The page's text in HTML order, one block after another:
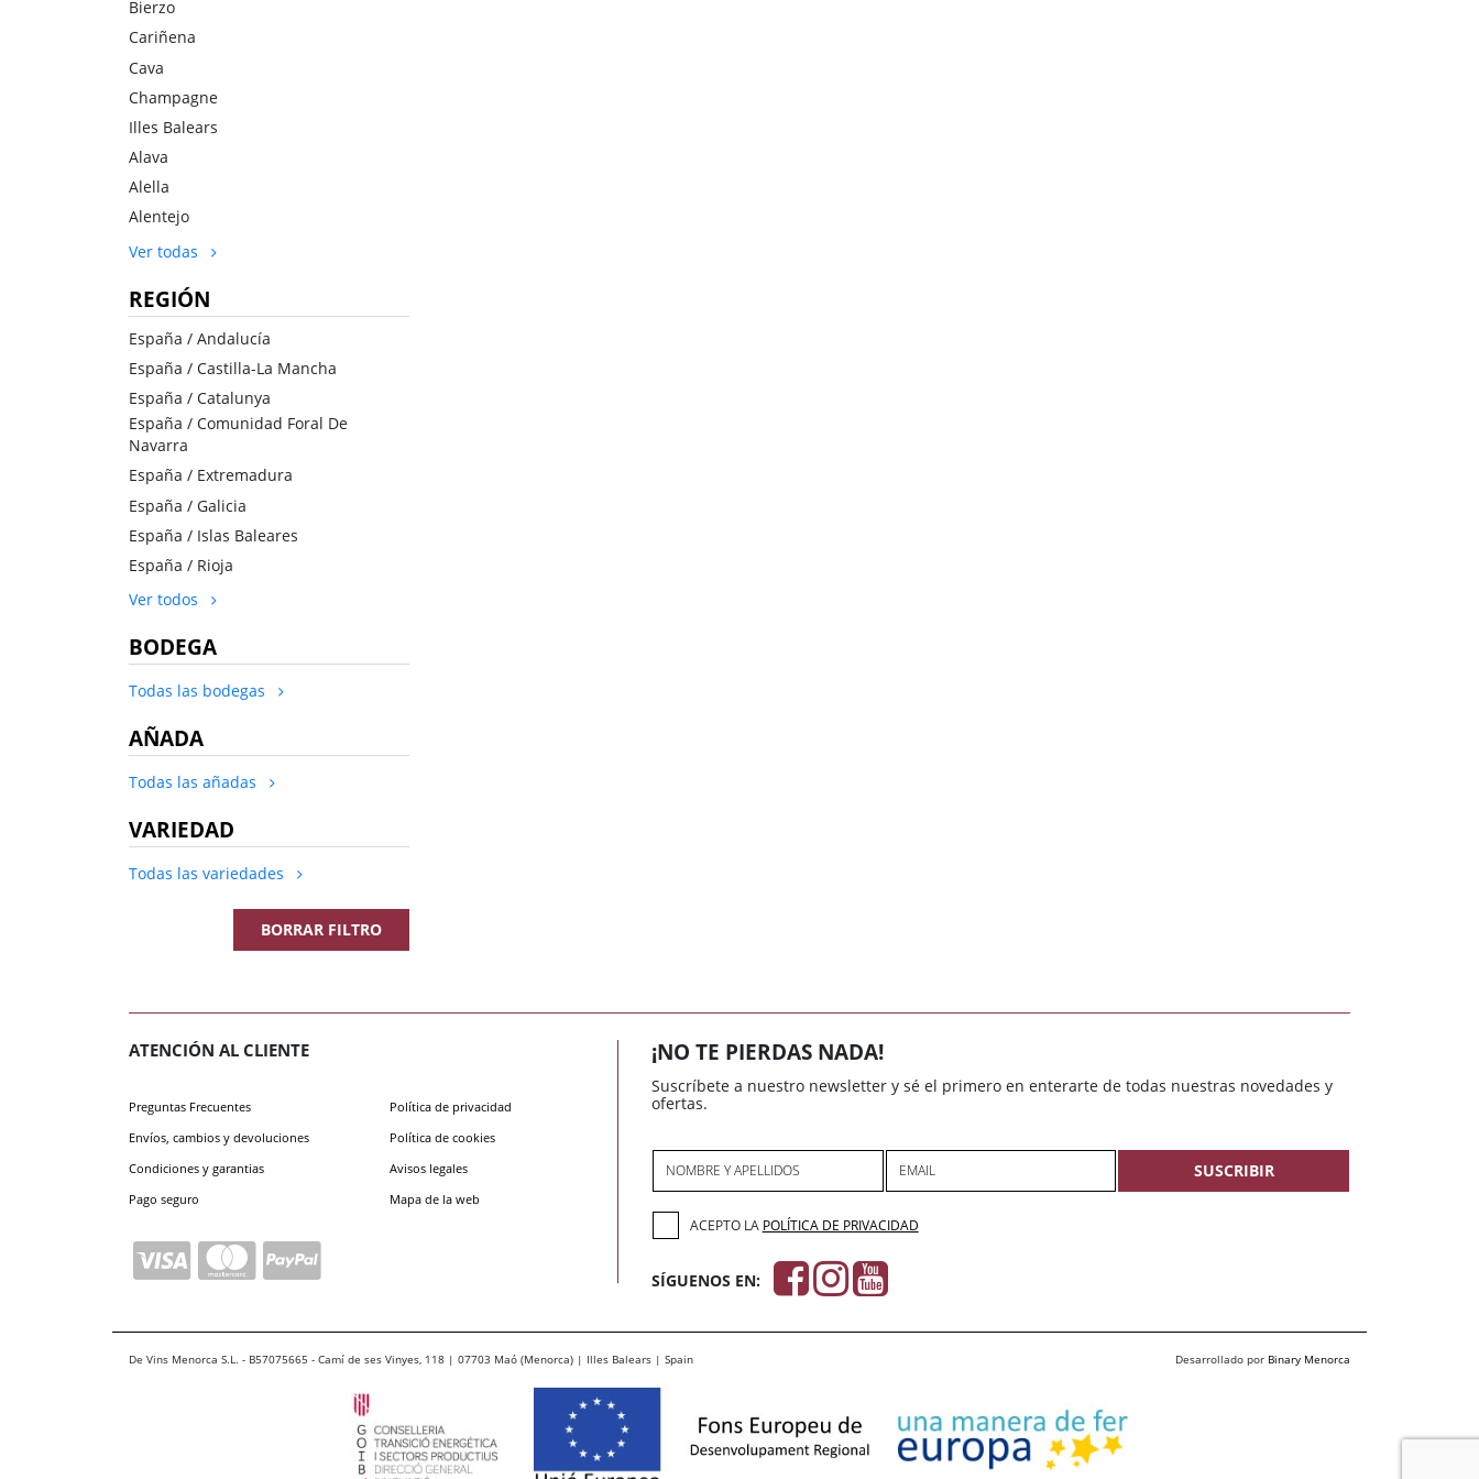
Bierzo
Cariñena
Cava
Champagne
Illes Balears
Alava
Alella
Alentejo
Ver todas
REGIÓN
España / Andalucía
España / Castilla-La Mancha
España / Catalunya
España / Comunidad Foral De
Navarra
España / Extremadura
España / Galicia
España / Islas Baleares
España / Rioja
Ver todos
BODEGA
Todas las bodegas
AÑADA
Todas las añadas
VARIEDAD
Todas las variedades
BORRAR FILTRO
ATENCIÓN AL CLIENTE
Preguntas Frecuentes
Envíos, cambios y devoluciones
Condiciones y garantias
Pago seguro
Política de privacidad
Política de cookies
Avisos legales
Mapa de la web
¡NO TE PIERDAS NADA!
Suscríbete a nuestro newsletter y sé el primero en enterarte de todas nuestras novedades y
ofertas.
NOMBRE Y APELLIDOS EMAIL SUSCRIBIR
ACEPTO LA POLÍTICA DE PRIVACIDAD
SÍGUENOS EN:
De Vins Menorca S.L. - B57075665 - Camí de ses Vinyes, 118 | 07703 Maó (Menorca) | Illes Balears | Spain Desarrollado por Binary Menorca